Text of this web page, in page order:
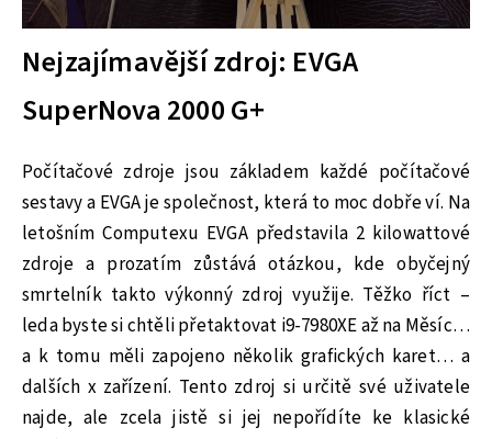
Nejzajímavější zdroj: EVGA
SuperNova 2000 G+
Počítačové zdroje jsou základem každé počítačové
sestavy a EVGA je společnost, která to moc dobře ví. Na
letošním Computexu EVGA představila 2 kilowattové
zdroje a prozatím zůstává otázkou, kde obyčejný
smrtelník takto výkonný zdroj využije. Těžko říct –
leda byste si chtěli přetaktovat i9-7980XE až na Měsíc…
a k tomu měli zapojeno několik grafických karet… a
dalších x zařízení. Tento zdroj si určitě své uživatele
najde, ale zcela jistě si jej nepořídíte ke klasické